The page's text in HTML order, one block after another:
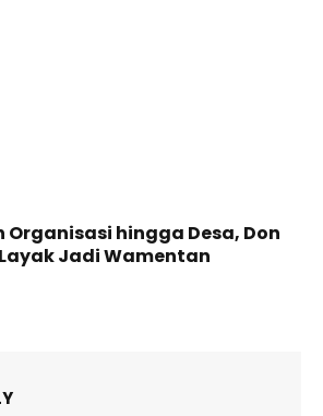
hingga Desa, Don
Jadi Wamentan